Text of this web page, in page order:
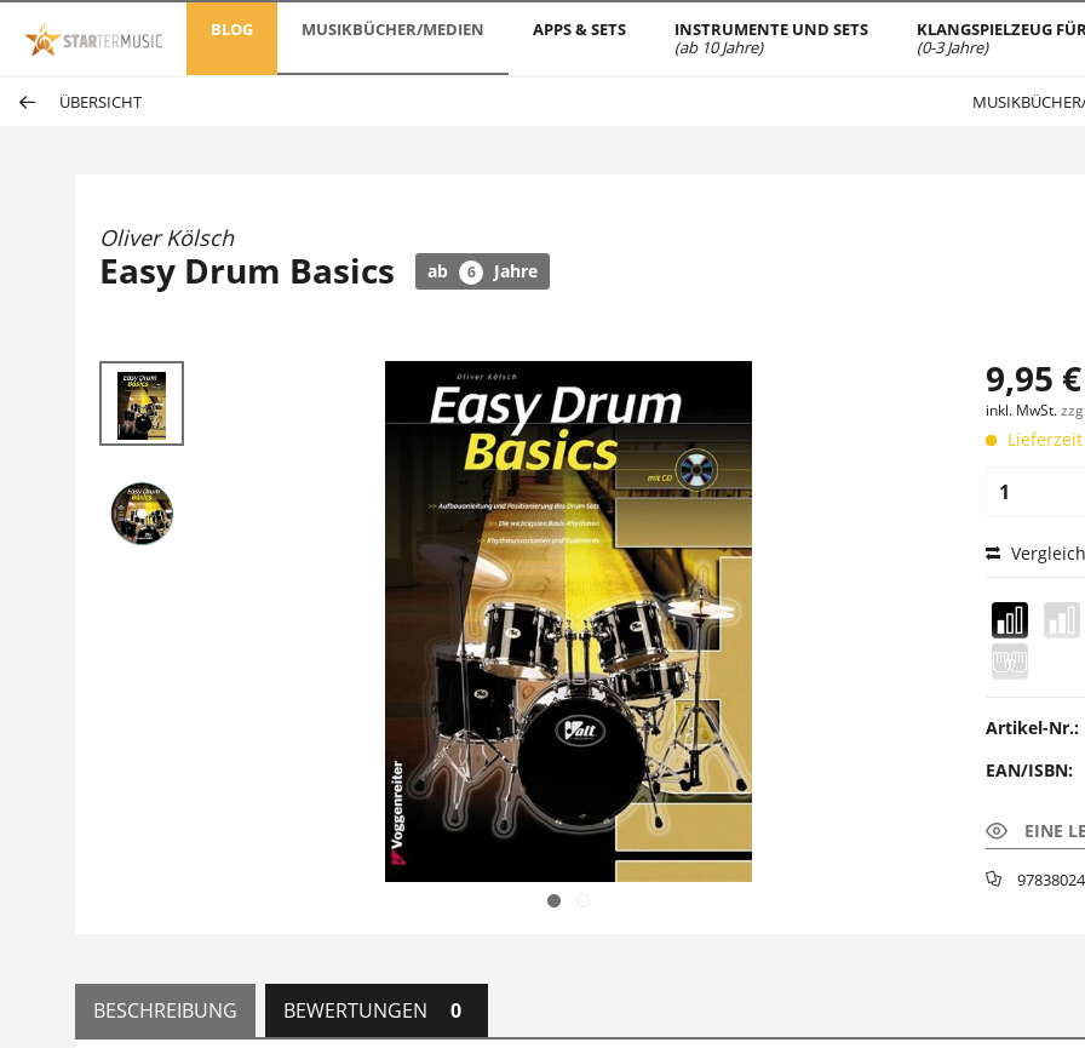
BLOG MUSIKBÜCHER/MEDIEN APPS & SETS
INSTRUMENTE UND SETS
(ab 10 Jahre)
KLANGSPIELZEUG
(0-3 Jahre)
ÜBERSICHT
Oliver Kölsch
Easy Drum Basics ab 6 Jahre
9,95
inkl. MwSt.
Artikel-Nr.:
EAN/ISBN:
EINE
BESCHREIBUNG BEWERTUNGEN 0